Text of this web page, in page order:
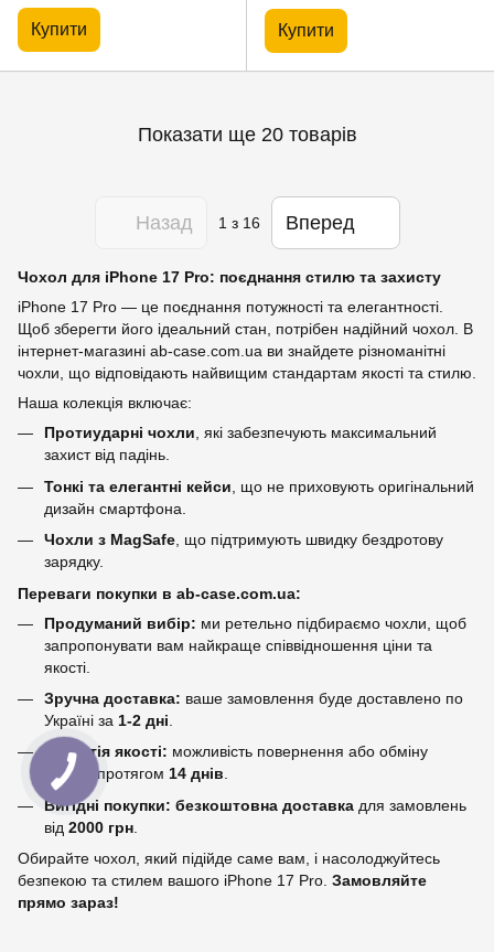
Купити Купити
Показати ще 20 товарів
Назад 1з 16 Вперед
Чохол для iPhone 17 Pro: поєднання стилю та захисту
iPhone 17 Pro — це поєднання потужності та елегантності.
Щоб зберегти його ідеальний стан, потрібен надійний чохол. В
інтернет-магазині ab-case.com.ua ви знайдете різноманітні
чохли, що відповідають найвищим стандартам якості та стилю.
Наша колекція включає:
Протиударні чохли, які забезпечують максимальний
захист від падінь.
Тонкі та елегантні кейси , що не приховують оригінальний
дизайн смартфона.
Чохли з MagSafe , що підтримують швидку бездротову
зарядку.
Переваги покупки в ab-case.com.ua:
Продуманий вибір: ми ретельно підбираємо чохли, щоб
запропонувати вам найкраще співвідношення ціни та
якості.
Зручна доставка: ваше замовлення буде доставлено по
Україні за 1-2 дні
Гарантія якості: можливість повернення або обміну
товару протягом 14 днів.
Вигідні покупки: безкоштовна доставка для замовлень
від 2000 грн
Обирайте чохол, який підійде саме вам, і насолоджуйтесь
безпекою та стилем вашого iPhone 17 Pro. Замовляйте
прямо зараз!